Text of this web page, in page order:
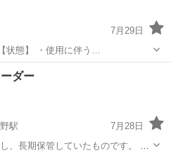
7月29日
【状態】 ・使用に伴う…
ハーモニカ
ダー
駅
7月28日
、長期保管していたものです。 袋